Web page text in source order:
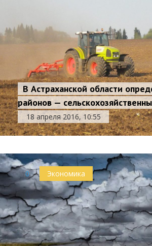
В Астраханской области
районов —
18 апреля 2016, 10:55
0 Экономика